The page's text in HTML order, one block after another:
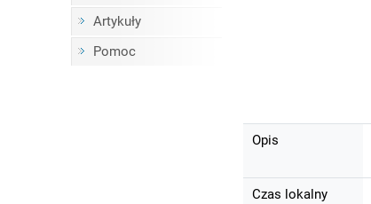
Artykuły
Pomoc
Opis
Czas lokalny